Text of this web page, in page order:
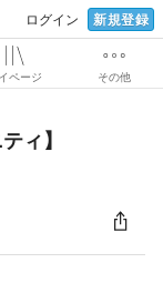
ログイン 新規登録
ページ その他
ィ】